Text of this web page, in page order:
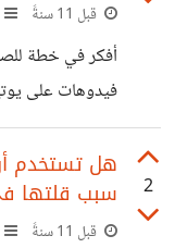
قبل 11 سنةً
أفكر في خطة
فيدوهات على
تحليل وتصميم
خوارزمية ما من
بعض المواضيع في
2
هل تستخدم
سبب قلتها
قبل 11 سنةً